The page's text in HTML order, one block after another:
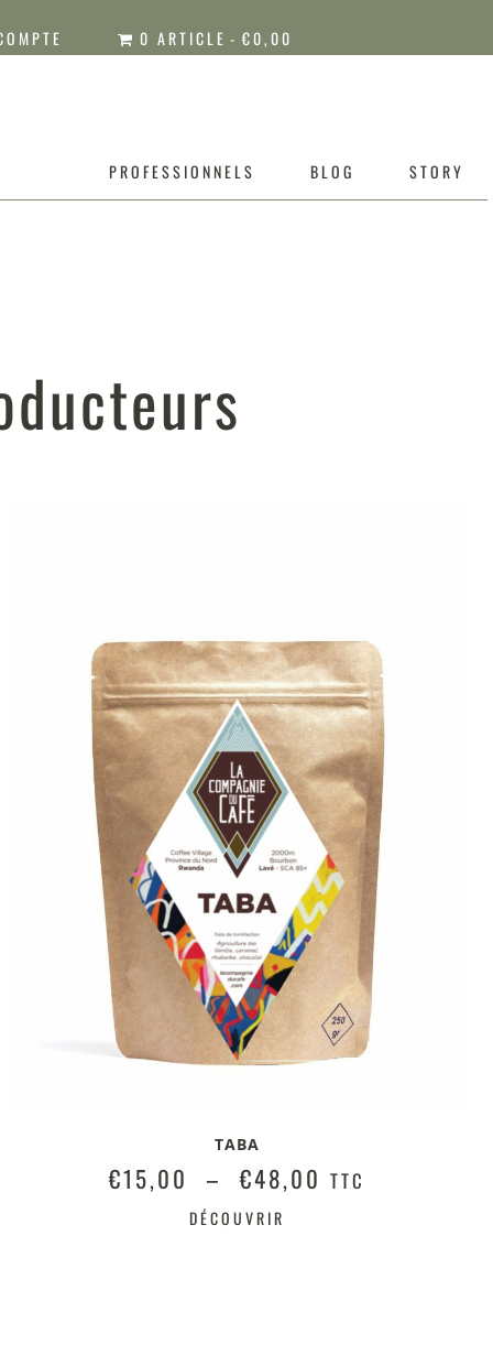
0 ARTICLE €0,00
PROFESSIONNELS BLOG STORY
TABA
€15,00 – €48,00 TTC
DÉCOUVRIR